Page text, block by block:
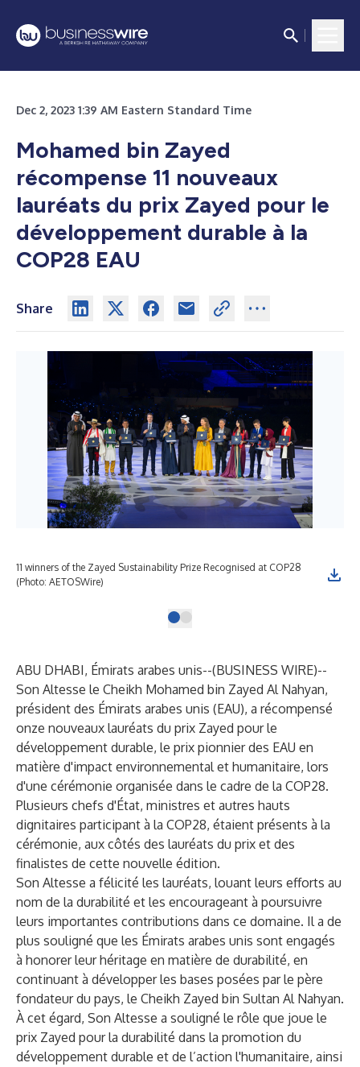
Dec 2, 2023 1:39 AM Eastern Standard Time
Mohamed bin Zayed
récompense 11 nouveaux
lauréats du prix Zayed pour le
développement durable à la
COP28 EAU
Share
11 winners of the Zayed Sustainability Prize Recognised at COP28
(Photo: AETOSWire)
ABU DHABI, Émirats arabes unis--(BUSINESS WIRE)--
Son Altesse le Cheikh Mohamed bin Zayed Al Nahyan,
président des Émirats arabes unis (EAU), a récompensé
onze nouveaux lauréats du prix Zayed pour le
développement durable, le prix pionnier des EAU en
matière d'impact environnemental et humanitaire, lors
d'une cérémonie organisée dans le cadre de la COP28.
Plusieurs chefs d'État, ministres et autres hauts
dignitaires participant à la COP28, étaient présents à la
cérémonie, aux côtés des lauréats du prix et des
finalistes de cette nouvelle édition.
Son Altesse a félicité les lauréats, louant leurs efforts au
nom de la durabilité et les encourageant à poursuivre
leurs importantes contributions dans ce domaine. Il a de
plus souligné que les Émirats arabes unis sont engagés
à honorer leur héritage en matière de durabilité, en
continuant à développer les bases posées par le père
fondateur du pays, le Cheikh Zayed bin Sultan Al Nahyan.
À cet égard, Son Altesse a souligné le rôle que joue le
prix Zayed pour la durabilité dans la promotion du
développement durable et de l’action l'humanitaire, ainsi